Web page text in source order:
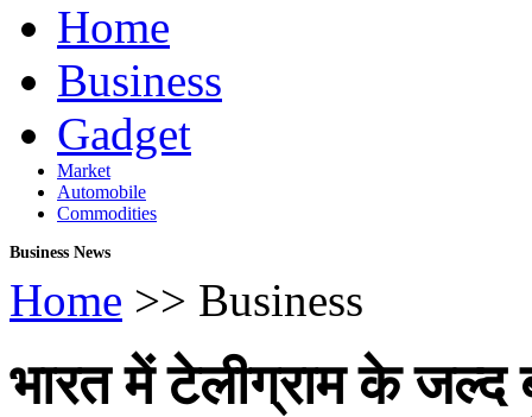
Home
Business
Gadget
Market
Automobile
Commodities
Business News
Home >> Business
भारत में टेलीग्राम के जल्द